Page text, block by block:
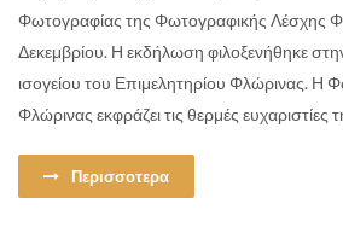
Φωτογραφίας της Φωτογραφικής Λέσχης
Δεκεμβρίου. Η εκδήλωση φιλοξενήθηκε
ισογείου του Επιμελητηρίου Φλώρινας. Η
Φλώρινας εκφράζει τις θερμές ευχαριστίες
Περισσοτερα